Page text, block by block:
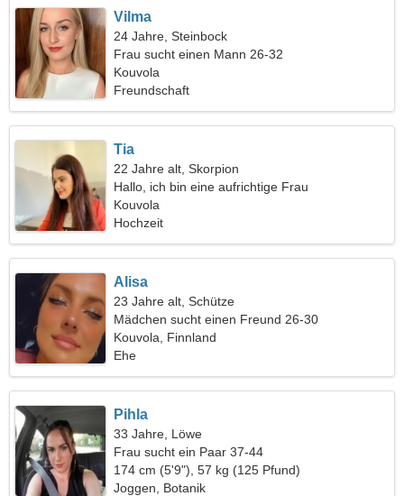
Vilma
24 Jahre, Steinbock
Frau sucht einen Mann 26-32
Kouvola
Freundschaft
Tia
22 Jahre alt, Skorpion
Hallo, ich bin eine aufrichtige Frau
Kouvola
Hochzeit
Alisa
23 Jahre alt, Schütze
Mädchen sucht einen Freund 26-30
Kouvola, Finnland
Ehe
Pihla
33 Jahre, Löwe
Frau sucht ein Paar 37-44
174 cm (5'9"), 57 kg (125 Pfund)
Joggen, Botanik